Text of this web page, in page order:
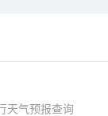
天气预报查询